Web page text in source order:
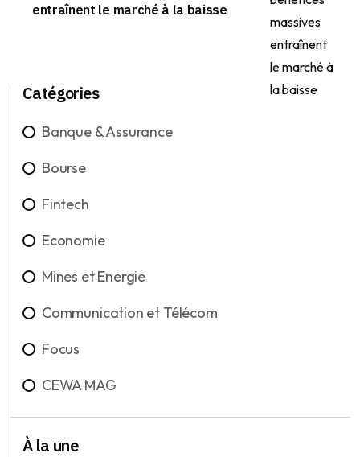
entraînent le marché à la baisse
Catégories
Banque & Assurance
Bourse
Fintech
Economie
Mines et Energie
Communication et Télécom
Focus
CEWA MAG
À la une